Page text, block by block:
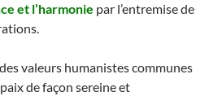
et l’harmonie par l’entremise de
valeurs humanistes communes
de façon sereine et